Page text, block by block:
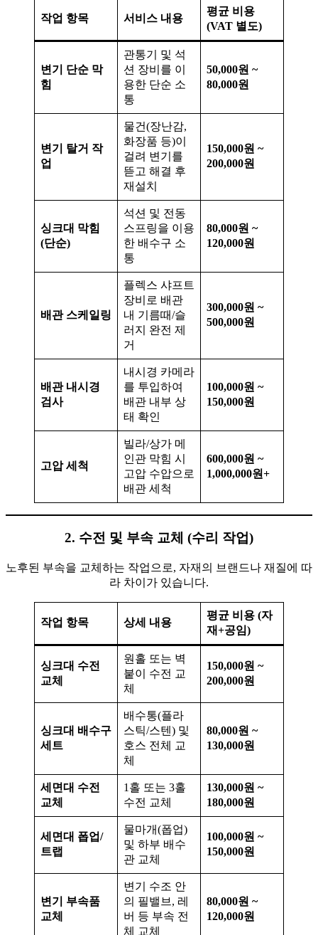
작업 항목 서비스 내용
평균 비용
(VAT 별도)
변기 단순 막
힘
관통기 및 석
션 장비를 이
용한 단순 소
통
50,000원 ~
80,000원
변기 탈거 작
업
물건(장난감,
화장품 등)이
걸려 변기를
뜯고 해결 후
재설치
150,000원 ~
200,000원
싱크대 막힘
(단순)
석션 및 전동
스프링을 이용
한 배수구 소
통
80,000원 ~
120,000원
배관 스케일링
플렉스 샤프트
장비로 배관
내 기름때/슬
러지 완전 제
거
300,000원 ~
500,000원
배관 내시경
검사
내시경 카메라
를 투입하여
배관 내부 상
태 확인
100,000원 ~
150,000원
고압 세척
빌라/상가 메
인관 막힘 시
고압 수압으로
배관 세척
600,000원 ~
1,000,000원+
2. 수전 및 부속 교체 (수리 작업)
노후된 부속을 교체하는 작업으로, 자재의 브랜드나 재질에 따
라 차이가 있습니다.
작업 항목 상세 내용
평균 비용 (자
재+공임)
싱크대 수전
교체
원홀 또는 벽
붙이 수전 교
체
150,000원 ~
200,000원
싱크대 배수구
세트
배수통(플라
스틱/스텐) 및
호스 전체 교
체
80,000원 ~
130,000원
세면대 수전
교체
1홀 또는 3홀
수전 교체
130,000원 ~
180,000원
세면대 폽업/
트랩
물마개(폽업)
및 하부 배수
관 교체
100,000원 ~
150,000원
변기 부속품
교체
변기 수조 안
의 필밸브, 레
버 등 부속 전
체 교체
80,000원 ~
120,000원